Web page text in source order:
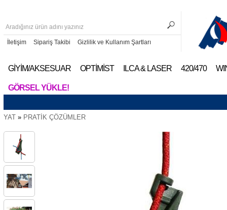
İletişim Sipariş Takibi Gizlilik ve Kullanım Şartları
GİYİM/AKSESUAR OPTİMİST ILCA & LASER 420/470
GÖRSEL YÜKLE!
YAT » PRATİK ÇÖZÜMLER